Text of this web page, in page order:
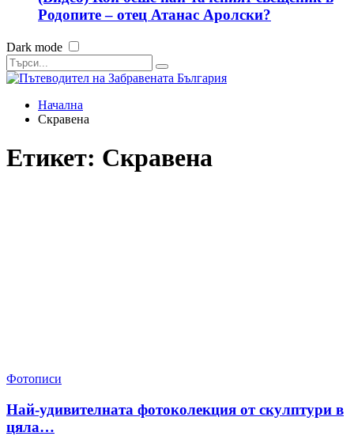
Родопите – отец Атанас Аролски?
Dark mode
Начална
Скравена
Етикет: Скравена
Фотописи
Най-удивителната фотоколекция от скулптури в
цяла…